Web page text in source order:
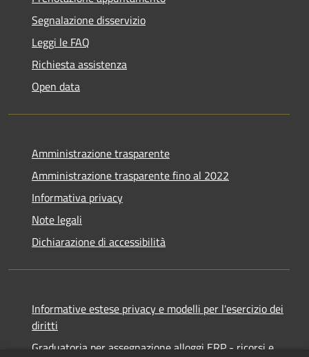
Segnalazione disservizio
Leggi le FAQ
Richiesta assistenza
Open data
Amministrazione trasparente
Amministrazione trasparente fino al 2022
Informativa privacy
Note legali
Dichiarazione di accessibilità
Informative estese privacy e modelli per l'esercizio dei
diritti
Graduatoria per assegnazione alloggi ERP - ricorsi e